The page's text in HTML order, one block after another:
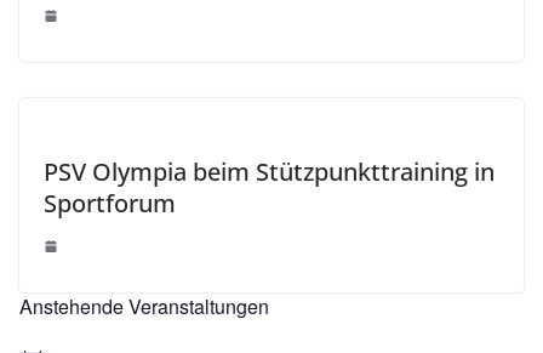
PSV Olympia beim Stützpunkttraining in
Sportforum
Anstehende Veranstaltungen